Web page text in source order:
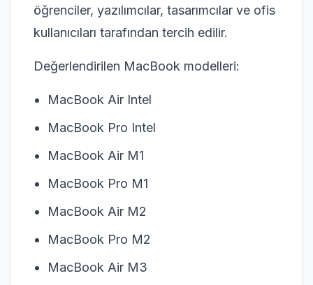
öğrenciler, yazılımcılar, tasarımcılar ve ofis
kullanıcıları tarafından tercih edilir.
Değerlendirilen MacBook modelleri:
MacBook Air Intel
MacBook Pro Intel
MacBook Air M1
MacBook Pro M1
MacBook Air M2
MacBook Pro M2
MacBook Air M3